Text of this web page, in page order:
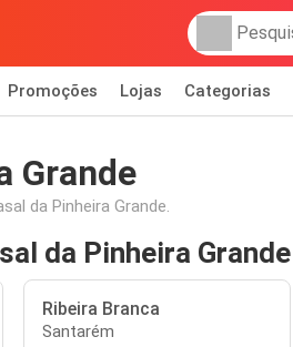
Promoções Lojas Categorias
Grande
da Pinheira Grande.
da Pinheira Grande
Ribeira Branca
Santarém